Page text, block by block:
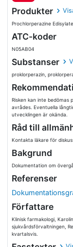
Produkter
Prochlorperazine
ATC-koder
N05AB04
Substanser
proklorperazin,
Risken kan inte
avrådes. Eventuella
utvecklingen är okända.
Råd till
Kontakta läkare för
Bakgrund
Dokumentation om
Referenser
Författare
Klinisk farmakologi,
sjukvårdsförvaltningen,
kvartalsvis.